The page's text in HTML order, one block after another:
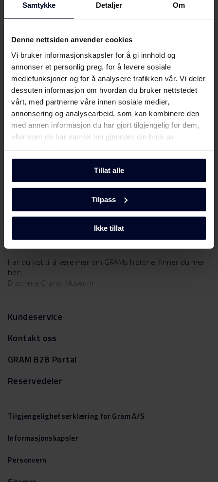
Samtykke Detaljer Om
Denne nettsiden anvender cookies
Vi bruker informasjonskapsler for å gi innhold og
annonser et personlig preg, for å levere sosiale
mediefunksjoner og for å analysere trafikken vår. Vi deler
dessuten informasjon om hvordan du bruker nettstedet
vårt, med partnerne våre innen sosiale medier,
annonsering og analysearbeid, som kan kombinere den
med annen informasjon du har gjort tilgjengelig for dem,
eller som de har samlet inn gjennom din bruk av
Tillat alle
Tilpass
Ikke tillat
Kompaktovner
Varmeskuffer
Koketopper
Kjøkkenventilator
Oppvaskmaskiner til innbygging
Helintegrerte oppvaskmaskiner
Vaskemaskiner
Har du lyst til å lære mer om GRAMs historie, finner du mer
her:
Brødrene Grams Museum
Kundeservice
Kontakt oss
GRAM B2B Portal
Reservedeler
Tilgjengelighetserklæring for Gram A/S
Informasjonskapsler
Personvern